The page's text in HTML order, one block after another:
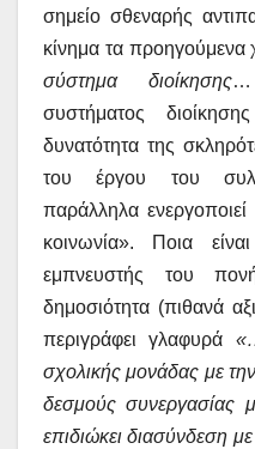
σημείο σθεναρής
κίνημα τα
σύστημα διοίκησης…
συστήματος
δυνατότητα της
του έργου του
παράλληλα
κοινωνία». Ποια
εμπνευστής του
δημοσιότητα (πιθανά
περιγράφει γλαφυρά
σχολικής μονάδας με
δεσμούς συνεργασίας
επιδιώκει διασύνδεση